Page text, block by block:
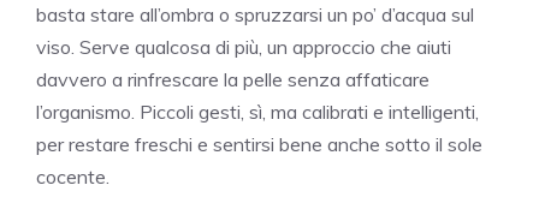
basta stare all’ombra o spruzzarsi un po’ d’acqua sul
viso. Serve qualcosa di più, un approccio che aiuti
davvero a rinfrescare la pelle senza affaticare
l’organismo. Piccoli gesti, sì, ma calibrati e intelligenti,
per restare freschi e sentirsi bene anche sotto il sole
cocente.